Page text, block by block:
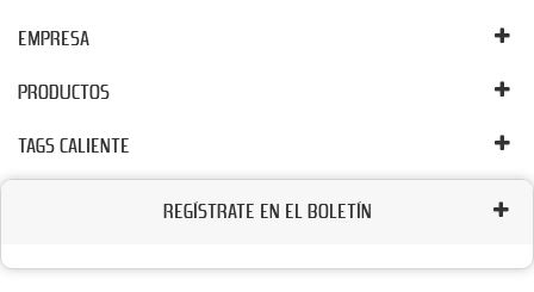
EMPRESA
PRODUCTOS
TAGS CALIENTE
REGÍSTRATE EN EL BOLETÍN